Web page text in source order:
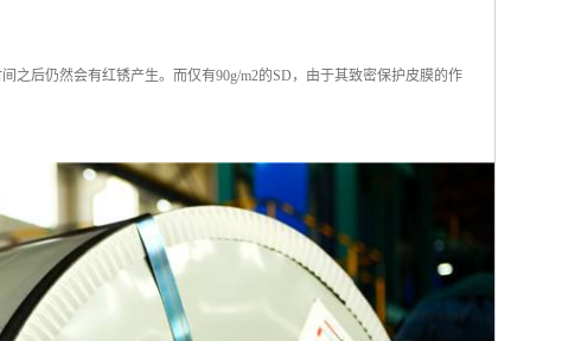
之后仍然会有红锈产生。而仅有90g/m2的SD，由于其致密保护皮膜的作